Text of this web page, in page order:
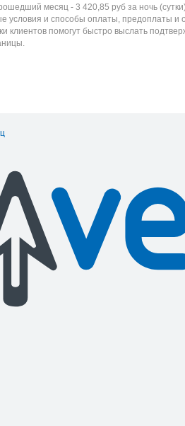
месяц - 3 420,85 руб за ночь
условия и способы оплаты, предоплаты и
клиентов помогут быстро выслать